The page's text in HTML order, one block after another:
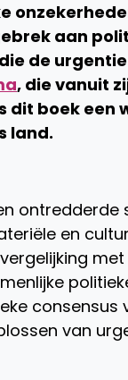
aan
de
, die vanuit
dit boek
land.
ontredderde
en
van